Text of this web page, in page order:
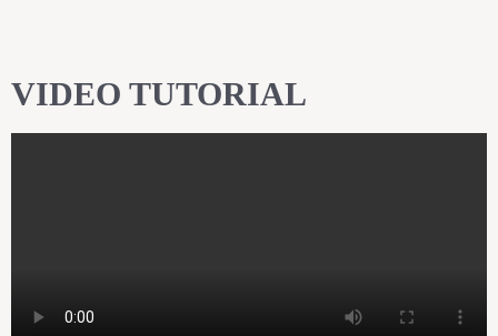
VIDEO TUTORIAL